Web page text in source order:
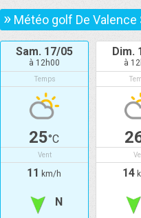
» Météo golf De Valence
Sam. 17/05
à 12h00
Temps
25°C
Vent
11 km/h
N
Dim.
à
14